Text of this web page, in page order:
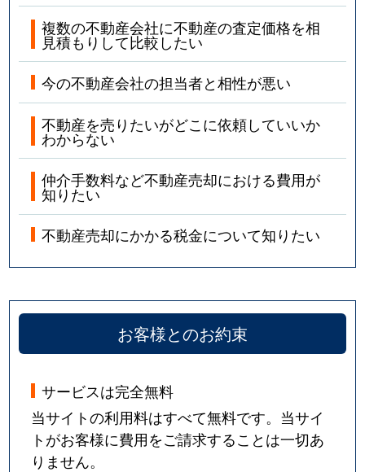
複数の不動産会社に不動産の査定価格を相
見積もりして比較したい
今の不動産会社の担当者と相性が悪い
不動産を売りたいがどこに依頼していいか
わからない
仲介手数料など不動産売却における費用が
知りたい
不動産売却にかかる税金について知りたい
お客様とのお約束
サービスは完全無料
当サイトの利用料はすべて無料です。当サイ
トがお客様に費用をご請求することは一切あ
りません。